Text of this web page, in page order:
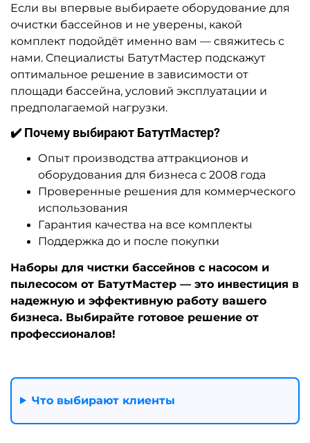
Если вы впервые выбираете оборудование для
очистки бассейнов и не уверены, какой
комплект подойдёт именно вам — свяжитесь с
нами. Специалисты БатутМастер подскажут
оптимальное решение в зависимости от
площади бассейна, условий эксплуатации и
предполагаемой нагрузки.
✔️ Почему выбирают БатутМастер?
Опыт производства аттракционов и
оборудования для бизнеса с 2008 года
Проверенные решения для коммерческого
использования
Гарантия качества на все комплекты
Поддержка до и после покупки
Наборы для чистки бассейнов с насосом и
пылесосом от БатутМастер — это инвестиция в
надежную и эффективную работу вашего
бизнеса. Выбирайте готовое решение от
профессионалов!
Что выбирают клиенты